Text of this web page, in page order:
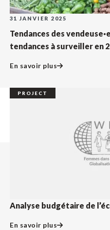
31 JANVIER 2025
Tendances des
tendances à surveiller en
En savoir plus
PROJECT
Analyse budgétaire de
En savoir plus